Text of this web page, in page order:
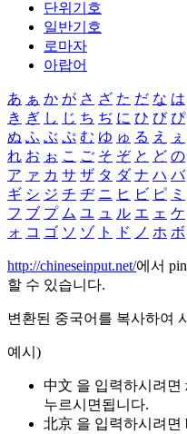
단위기호
일반기호
로마자
아랍어
あ ぁ か が さ ざ た だ な は
き ぎ し じ ち ぢ に ひ び ぴ
ぬ ふ ぶ ぷ む ゆ ゅ る え ぇ
れ お ぉ こ ご そ ぞ と ど の
ア ァ カ サ ザ タ ダ ナ ハ バ
ギ シ ジ チ ヂ ニ ヒ ビ ピ ミ
フ ブ プ ム ユ ュ ル エ ェ ケ
ォ コ ゴ ソ ゾ ト ド ノ ホ ボ
http://chineseinput.net/에서
할 수 있습니다.
변환된 중국어를 복사하여
예시)
中文 을 입력하시려면
누르시면됩니다.
北京 을 입력하시려면